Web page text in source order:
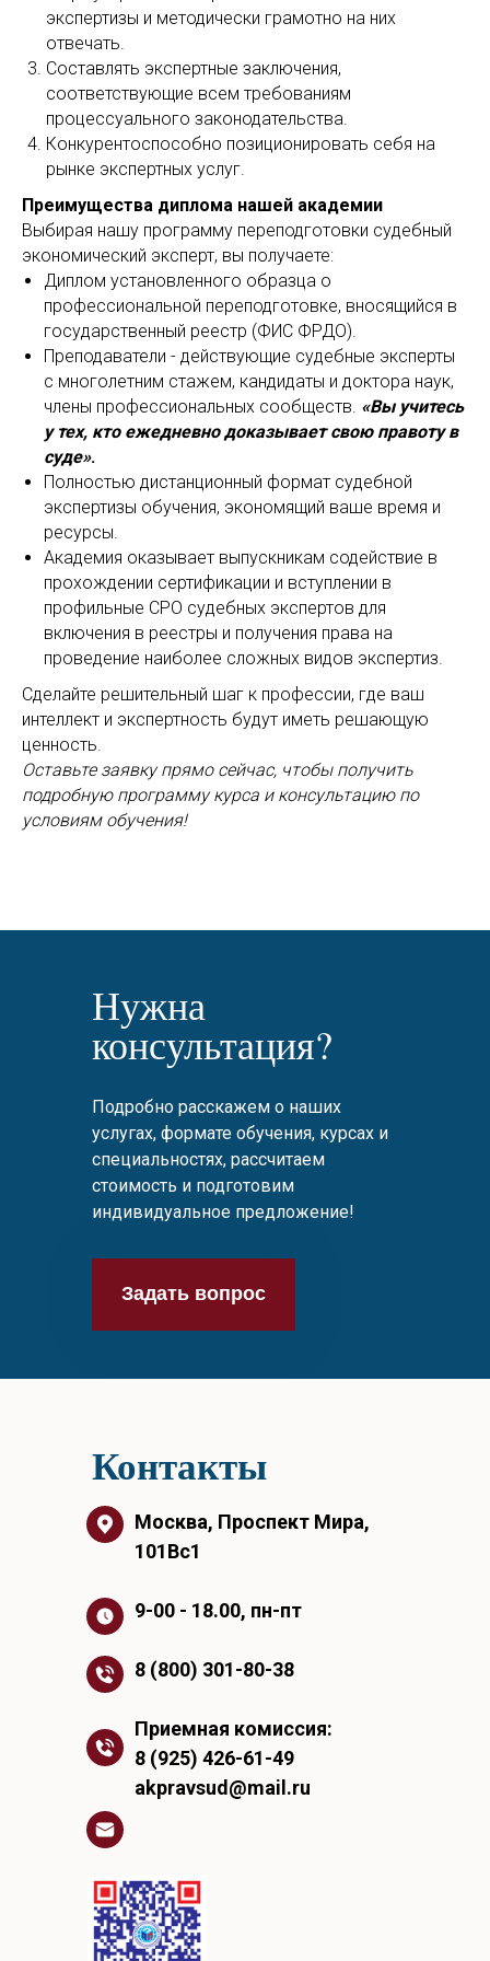
экспертизы и методически грамотно на них
отвечать.
Составлять экспертные заключения,
соответствующие всем требованиям
процессуального законодательства.
Конкурентоспособно позиционировать себя на
рынке экспертных услуг.
Преимущества диплома нашей академии
Выбирая нашу программу переподготовки судебный
экономический эксперт, вы получаете:
Диплом установленного образца о
профессиональной переподготовке, вносящийся в
государственный реестр (ФИС ФРДО).
Преподаватели - действующие судебные эксперты
с многолетним стажем, кандидаты и доктора наук,
члены профессиональных сообществ. «Вы учитесь
у тех, кто ежедневно доказывает свою правоту в
суде».
Полностью дистанционный формат судебной
экспертизы обучения, экономящий ваше время и
ресурсы.
Академия оказывает выпускникам содействие в
прохождении сертификации и вступлении в
профильные СРО судебных экспертов для
включения в реестры и получения права на
проведение наиболее сложных видов экспертиз.
Сделайте решительный шаг к профессии, где ваш
интеллект и экспертность будут иметь решающую
ценность.
Оставьте заявку прямо сейчас, чтобы получить
подробную программу курса и консультацию по
условиям обучения!
Нужна
консультация?
Подробно расскажем о наших
услугах, формате обучения, курсах и
специальностях, рассчитаем
стоимость и подготовим
индивидуальное предложение!
Задать вопрос
Москва, Проспект Мира,
101Вс1
9-00 - 18.00, пн-пт
8 (800) 301-80-38
Приемная комиссия:
8 (925) 426-61-49
akpravsud@mail.ru
Контакты